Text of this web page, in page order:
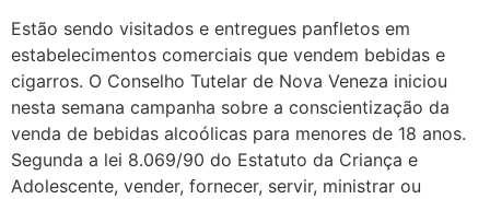
Estão sendo visitados e entregues panfletos em
estabelecimentos comerciais que vendem bebidas e
cigarros. O Conselho Tutelar de Nova Veneza iniciou
nesta semana campanha sobre a conscientização da
venda de bebidas alcoólicas para menores de 18 anos.
Segunda a lei 8.069/90 do Estatuto da Criança e
Adolescente, vender, fornecer, servir, ministrar ou